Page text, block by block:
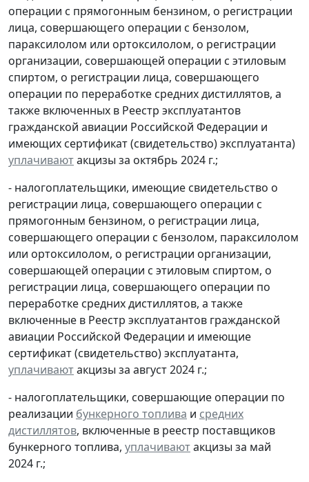
операции с прямогонным бензином, о регистрации
лица, совершающего операции с бензолом,
параксилолом или ортоксилолом, о регистрации
организации, совершающей операции с этиловым
спиртом, о регистрации лица, совершающего
операции по переработке средних дистиллятов, а
также включенных в Реестр эксплуатантов
гражданской авиации Российской Федерации и
имеющих сертификат (свидетельство) эксплуатанта)
уплачиваютакцизы за октябрь 2024 г.;
- налогоплательщики, имеющие свидетельство о
регистрации лица, совершающего операции с
прямогонным бензином, о регистрации лица,
совершающего операции с бензолом, параксилолом
или ортоксилолом, о регистрации организации,
совершающей операции с этиловым спиртом, о
регистрации лица, совершающего операции по
переработке средних дистиллятов, а также
включенные в Реестр эксплуатантов гражданской
авиации Российской Федерации и имеющие
сертификат (свидетельство) эксплуатанта,
уплачиваютакцизы за август 2024 г.;
- налогоплательщики, совершающие операции по
реализации бункерного топлива и средних
дистиллятов, включенные в реестр поставщиков
бункерного топлива, уплачиваютакцизы за май
2024 г.;